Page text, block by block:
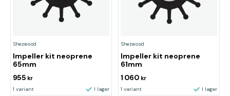
Sherwood
Impeller kit neoprene
65mm
955 kr
1 variant I lager
Sherwood
Impeller kit neoprene
61mm
1 060 kr
1 variant I lager